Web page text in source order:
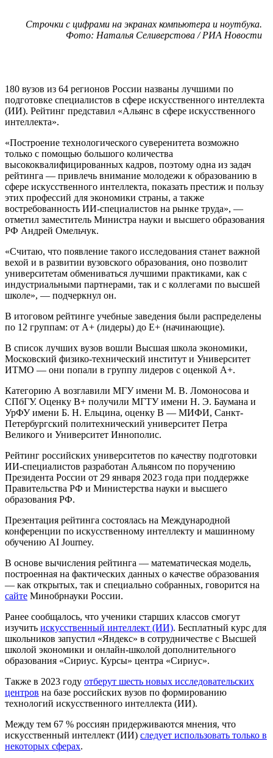
Строчки с цифрами на экранах компьютера и ноутбука.
Фото: Наталья Селиверстова / РИА Новости
180 вузов из 64 регионов России названы лучшими по
подготовке специалистов в сфере искусственного интеллекта
(ИИ). Рейтинг представил «Альянс в сфере искусственного
интеллекта».
«Построение технологического суверенитета возможно
только с помощью большого количества
высококвалифицированных кадров, поэтому одна из задач
рейтинга — привлечь внимание молодежи к образованию в
сфере искусственного интеллекта, показать престиж и пользу
этих профессий для экономики страны, а также
востребованность ИИ-специалистов на рынке труда», —
отметил заместитель Министра науки и высшего образования
РФ Андрей Омельчук.
«Считаю, что появление такого исследования станет важной
вехой и в развитии вузовского образования, оно позволит
университетам обмениваться лучшими практиками, как с
индустриальными партнерами, так и с коллегами по высшей
школе», — подчеркнул он.
В итоговом рейтинге учебные заведения были распределены
по 12 группам: от А+ (лидеры) до Е+ (начинающие).
В список лучших вузов вошли Высшая школа экономики,
Московский физико-технический институт и Университет
ИТМО — они попали в группу лидеров с оценкой А+.
Категорию А возглавили МГУ имени М. В. Ломоносова и
СПбГУ. Оценку B+ получили МГТУ имени Н. Э. Баумана и
УрФУ имени Б. Н. Ельцина, оценку В — МИФИ, Санкт-
Петербургский политехнический университет Петра
Великого и Университет Иннополис.
Рейтинг российских университетов по качеству подготовки
ИИ-специалистов разработан Альянсом по поручению
Президента России от 29 января 2023 года при поддержке
Правительства РФ и Министерства науки и высшего
образования РФ.
Презентация рейтинга состоялась на Международной
конференции по искусственному интеллекту и машинному
обучению AI Journey.
В основе вычисления рейтинга — математическая модель,
построенная на фактических данных о качестве образования
— как открытых, так и специально собранных, говорится на
сайте Минобрнауки России.
Ранее сообщалось, что ученики старших классов смогут
изучить искусственный интеллект (ИИ). Бесплатный курс для
школьников запустил «Яндекс» в сотрудничестве с Высшей
школой экономики и онлайн-школой дополнительного
образования «Сириус. Курсы» центра «Сириус».
Также в 2023 году отберут шесть новых исследовательских
центров на базе российских вузов по формированию
технологий искусственного интеллекта (ИИ).
Между тем 67 % россиян придерживаются мнения, что
искусственный интеллект (ИИ) следует использовать только в
некоторых сферах.